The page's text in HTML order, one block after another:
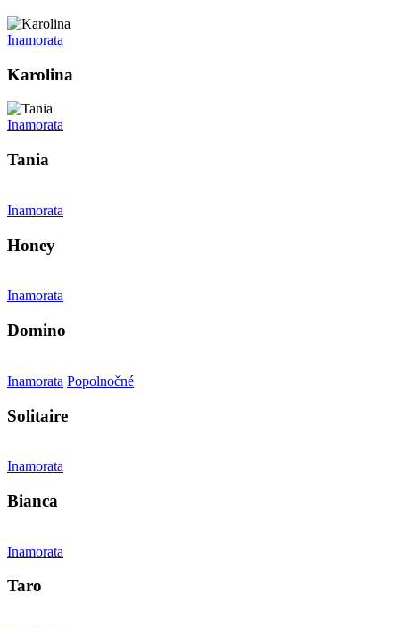
Inamorata
Karolina
Inamorata
Tania
Inamorata
Honey
Inamorata
Domino
Inamorata Popolnočné
Solitaire
Inamorata
Bianca
Inamorata
Taro